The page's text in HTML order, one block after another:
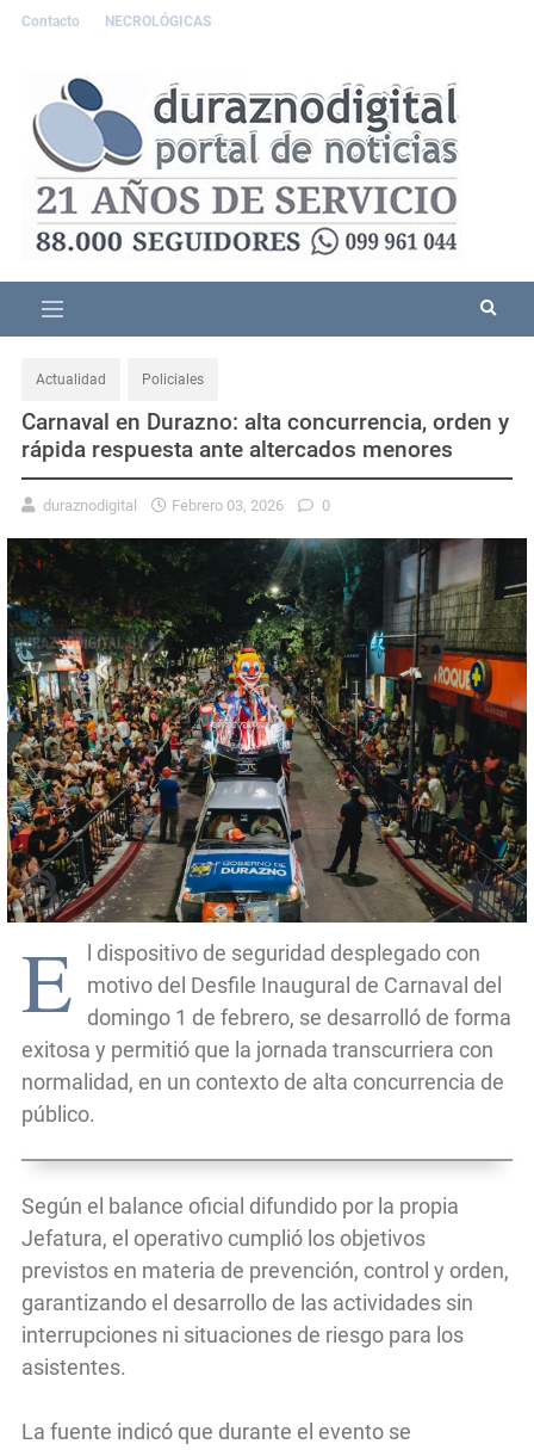
Contacto NECROLÓGICAS
Actualidad Policiales
Carnaval en Durazno: alta concurrencia, orden y
rápida respuesta ante altercados menores
duraznodigital Febrero 03, 2026 0
E
l dispositivo de seguridad desplegado con
motivo del Desfile Inaugural de Carnaval del
domingo 1 de febrero, se desarrolló de forma
exitosa y permitió que la jornada transcurriera con
normalidad, en un contexto de alta concurrencia de
público.
Según el balance oficial difundido por la propia
Jefatura, el operativo cumplió los objetivos
previstos en materia de prevención, control y orden,
garantizando el desarrollo de las actividades sin
interrupciones ni situaciones de riesgo para los
asistentes.
La fuente indicó que durante el evento se